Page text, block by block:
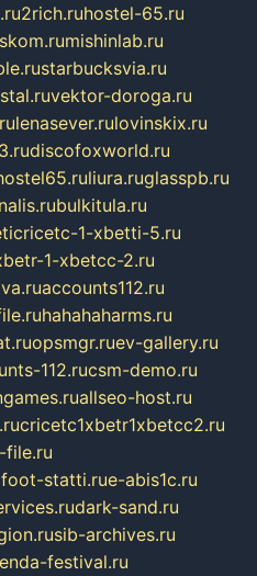
2rich.ruhostel-65.ru
mishinlab.ru
starbucksvia.ru
vektor-doroga.ru
lenasever.rulovinskix.ru
discofoxworld.ru
liura.ruglasspb.ru
bulkitula.ru
1-xbetti-5.ru
1-xbetcc-2.ru
accounts112.ru
hahahaharms.ru
opsmgr.ruev-gallery.ru
112.rucsm-demo.ru
allseo-host.ru
cricetc1xbetr1xbetcc2.ru
file.ru
statti.rue-abis1c.ru
dark-sand.ru
sib-archives.ru
festival.ru